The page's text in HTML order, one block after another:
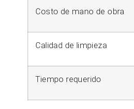
Costo de mano de obra
Calidad de limpieza
Tiempo requerido